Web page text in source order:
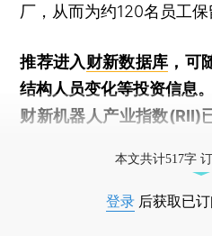
厂，从而为约120名员工
推荐进入财新数据库 ，可
结构人员变化等投资信息。
财新机器人产业指数(RII)
本文共计517字
登录 后获取已